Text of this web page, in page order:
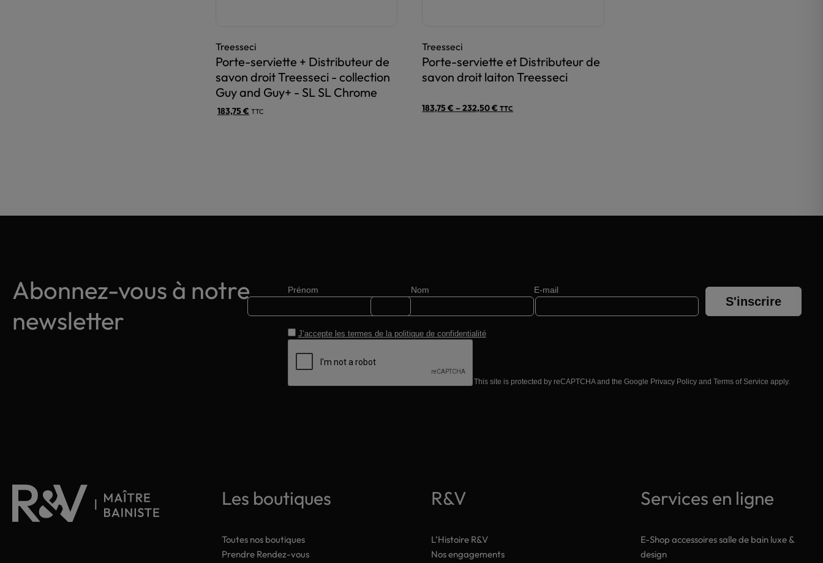
Treesseci
Porte-serviette + Distributeur de
savon droit Treesseci - collection
Guy and Guy+ - SL SL Chrome
183,75€ TTC
Treesseci
Porte-serviette et Distributeur de
savon droit laiton Treesseci
183,75€ – 232,50€ Price
TTC
plusieurs
être
sur
la
produit
Abonnez-vous à notre
newsletter
Prénom Nom E-mail
S'inscrire
J’accepte les termes de la politique de confidentialité
This site is protected by reCAPTCHA and the Google Privacy Policyand Terms of Service apply.
Les boutiques
Toutes nos boutiques
Prendre Rendez-vous
R&V
L’Histoire R&V
Nos engagements
Services en ligne
E-Shop accessoires salle de bain luxe &
design